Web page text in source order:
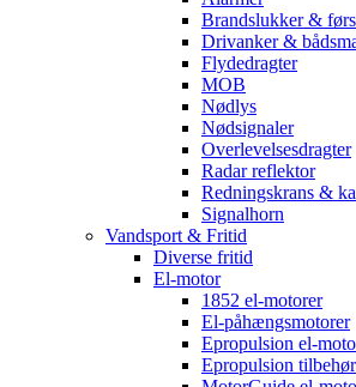
Brandslukker &
Drivanker &
Flydedragter
MOB
Nødlys
Nødsignaler
Overlevelsesdragter
Radar reflektor
Redningskrans &
Signalhorn
Vandsport & Fritid
Diverse fritid
El-motor
1852 el-motorer
El-påhængsmotorer
Epropulsion el-
Epropulsion tilbehør